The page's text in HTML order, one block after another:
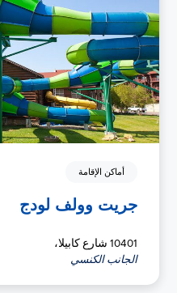
أماكن الإقامة
جريت وولف لودج
10401 شارع كابيلا،
الجانب الكنسي